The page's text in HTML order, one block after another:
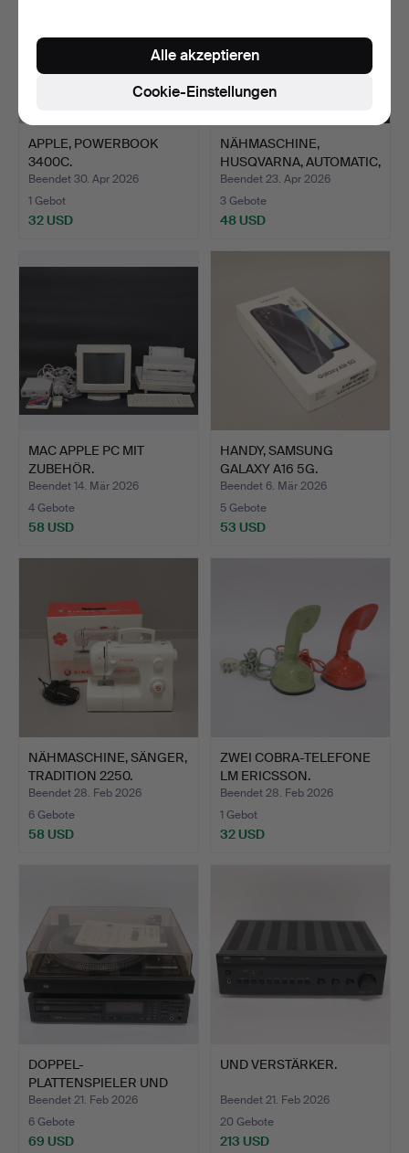
APPLE, POWERBOOK
3400C.
Beendet 30. Apr 2026
1 Gebot
32 USD
NÄHMASCHINE,
HUSQVARNA, AUTOMATIC,
21E.
Beendet 23. Apr 2026
3 Gebote
48 USD
MAC APPLE PC MIT
ZUBEHÖR.
Beendet 14. Mär 2026
4 Gebote
58 USD
HANDY, SAMSUNG
GALAXY A16 5G.
Beendet 6. Mär 2026
5 Gebote
53 USD
NÄHMASCHINE, SÄNGER,
TRADITION 2250.
Beendet 28. Feb 2026
6 Gebote
58 USD
ZWEI COBRA-TELEFONE
LM ERICSSON.
Beendet 28. Feb 2026
1 Gebot
32 USD
DOPPEL-
PLATTENSPIELER UND
DENON-CD-PLAYER.
Beendet 21. Feb 2026
6 Gebote
69 USD
UND VERSTÄRKER.
Beendet 21. Feb 2026
20 Gebote
213 USD
Cookie-Einstellungen
Alle akzeptieren